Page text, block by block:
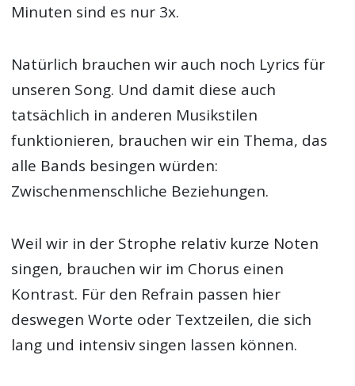
Minuten sind es nur 3x.
Natürlich brauchen wir auch noch Lyrics für
unseren Song. Und damit diese auch
tatsächlich in anderen Musikstilen
funktionieren, brauchen wir ein Thema, das
alle Bands besingen würden:
Zwischenmenschliche Beziehungen.
Weil wir in der Strophe relativ kurze Noten
singen, brauchen wir im Chorus einen
Kontrast. Für den Refrain passen hier
deswegen Worte oder Textzeilen, die sich
lang und intensiv singen lassen können.